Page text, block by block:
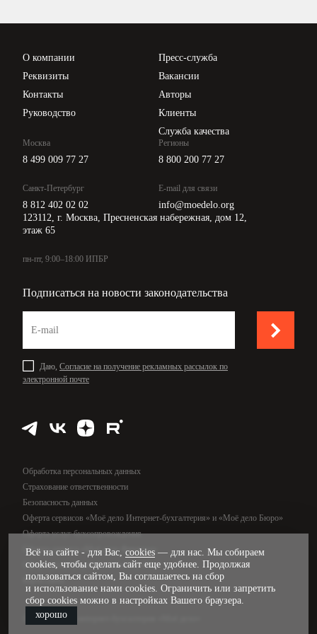
О компании
Реквизиты
Контакты
Руководство
Пресс-служба
Вакансии
Авторы
Клиенты
Служба качества
Москва
8 499 009 77 27
Санкт-Петербург
8 812 402 02 02
Регионы
8 800 200 77 27
E-mail для связи
info@moedelo.org
123112, г. Москва, Пресненская набережная, дом 12,
этаж 65
пн-пт, 9:00–18:00 ИПБР
Подписаться на новости законодательства
Даю, Согласие на получение рекламных рассылок по
электронной почте
Обработка персональных данных
Страхование ответственности
Безопасность данных
Оферта сервисов «Моё дело Интернет-бухгалтерия» и «Моё дело Бюро»
Оферта услуг бухсопровождения
Оферта сервиса «Моё дело Финансы»
Оферта услуг управленческого учёта
Карта сайта
© 2009—2026, интернет-бухгалтерия «Моё дело»
Всё на сайте - для Вас, cookies — для нас. Мы собираем
cookies, чтобы сделать сайт еще удобнее. Продолжая
пользоваться сайтом, Вы соглашаетесь на сбор
и использование нами cookies. Ограничить или запретить
сбор cookies можно в настройках Вашего браузера.
хорошо